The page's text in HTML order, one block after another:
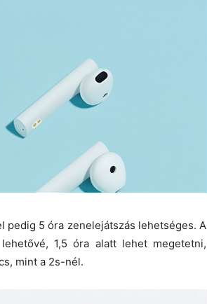
5 óra zenelejátszás lehetséges. A
1,5 óra alatt lehet megetetni,
mint a 2s-nél.